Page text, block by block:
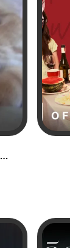
เพลงรักเพลงแรก (Blooming)